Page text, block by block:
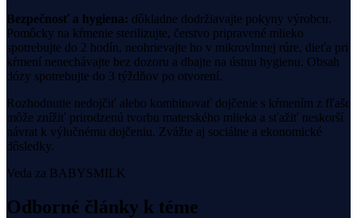
Bezpečnosť a hygiena: dôkladne dodržiavajte pokyny výrobcu.
Pomôcky na kŕmenie sterilizujte, čerstvo pripravené mlieko
spotrebujte do 2 hodín, neohrievajte ho v mikrovlnnej rúre, dieťa pri
kŕmení nenechávajte bez dozoru a dbajte na ústnu hygienu. Obsah
dózy spotrebujte do 3 týždňov po otvorení.
Rozhodnutie nedojčiť alebo kombinovať dojčenie s kŕmením z fľaše
môže znížiť prirodzenú tvorbu materského mlieka a sťažiť neskorší
návrat k výlučnému dojčeniu. Zvážte aj sociálne a ekonomické
dôsledky.
Veda za BABYSMILK
Odborné články k téme